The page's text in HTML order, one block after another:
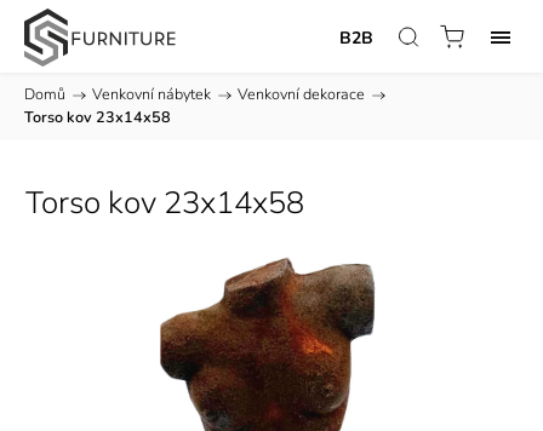
B2B
Domů / Venkovní nábytek / Venkovní dekorace /
Torso kov 23x14x58
Torso kov 23x14x58